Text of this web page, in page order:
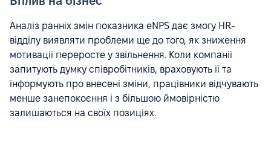
Аналіз ранніх змін показника eNPS дає змогу HR-
відділу виявляти проблеми ще до того, як зниження
мотивації переросте у звільнення. Коли компанії
запитують думку співробітників, враховують її та
інформують про внесені зміни, працівники відчувають
менше занепокоєння і з більшою ймовірністю
залишаються на своїх позиціях.